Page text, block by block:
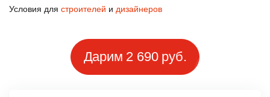
Условия для строителей и дизайнеров
Дарим 2 690 руб.